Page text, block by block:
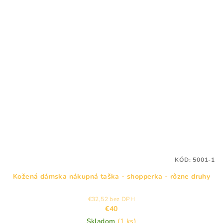
Kožená dámska nákupná taška - shopperka - rôzne druhy
€32,52 bez DPH
€40
KÓD: 5001-1